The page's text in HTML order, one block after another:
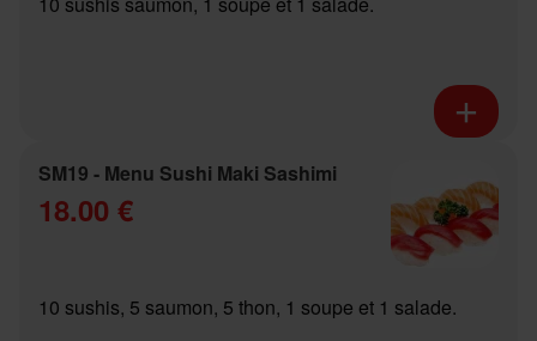
SM19 - Menu Sushi Maki Sashimi
18.00 €
10 sushis, 5 saumon, 5 thon, 1 soupe et 1 salade.